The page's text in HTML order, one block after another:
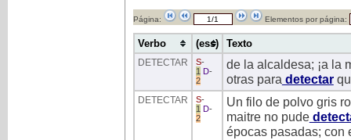
Página: Elementos por página:
Verbo (ess) Texto
DETECTAR S-
1
D-
2
de la alcaldesa; ¡a la
otras para detectar
DETECTAR S-
1
D-
2
Un filo de polvo gris
maitre no pude
épocas pasadas; con